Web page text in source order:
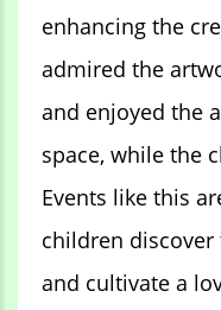
enhancing the
admired the
and enjoyed the
space, while the
Events like this
children
and cultivate a